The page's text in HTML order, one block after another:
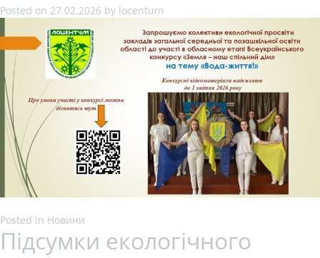
Posted on 27.02.2026 by locentum
Posted in Новини
Підсумки екологічного